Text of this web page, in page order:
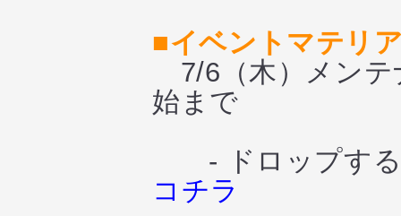
■イベントマテリ
7/6（木）メンテ
始まで
- ドロップする
コチラ